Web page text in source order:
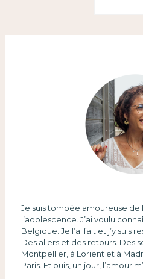
Je suis tombée amoureuse de
l’adolescence. J’ai voulu
Belgique. Je l’ai fait et j’y suis
Des allers et des retours. Des
Montpellier, à Lorient et à
Paris. Et puis, un jour, l’amour